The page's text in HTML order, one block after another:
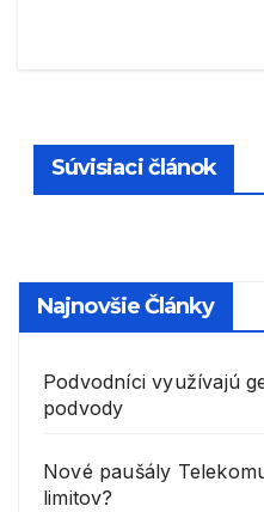
Súvisiaci článok
Najnovšie Články
Podvodníci využívajú
podvody
Nové paušály
limitov?